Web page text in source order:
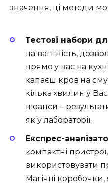
значення, ці методи
Тестові набори
на вагітність,
прямо у вас на
капаєш кров на
кілька хвилин у
нюанси –
як у лабораторії.
Експрес-
компактні
використовувати
Магічні коробочки,